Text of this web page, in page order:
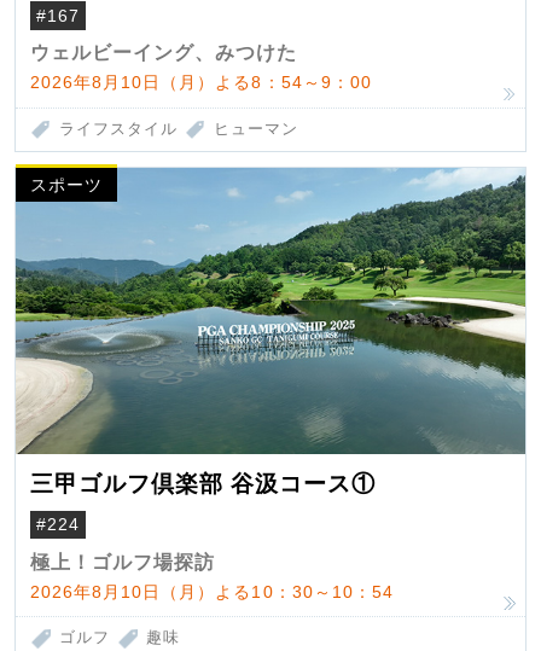
#167
ウェルビーイング、みつけた
2026年8月10日（月）よる8：54～9：00
ライフスタイル ヒューマン
スポーツ
三甲ゴルフ倶楽部 谷汲コース①
#224
極上！ゴルフ場探訪
2026年8月10日（月）よる10：30～10：54
ゴルフ 趣味